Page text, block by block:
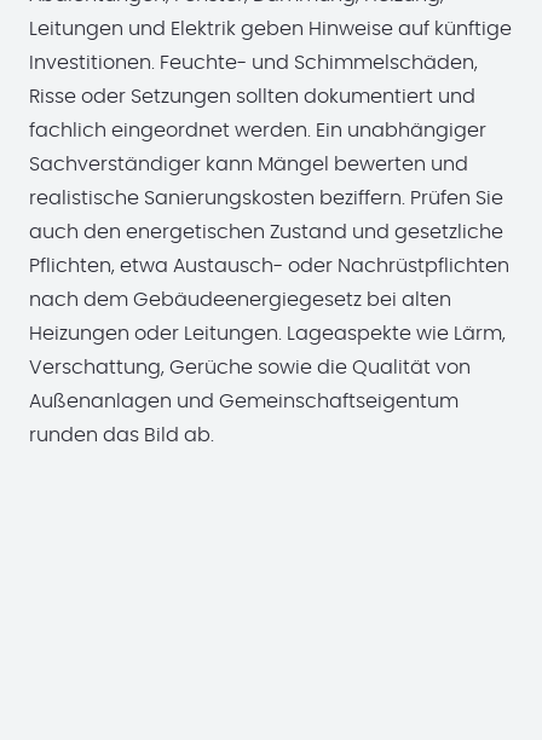
Leitungen und Elektrik geben Hinweise auf künftige
Investitionen. Feuchte- und Schimmelschäden,
Risse oder Setzungen sollten dokumentiert und
fachlich eingeordnet werden. Ein unabhängiger
Sachverständiger kann Mängel bewerten und
realistische Sanierungskosten beziffern. Prüfen Sie
auch den energetischen Zustand und gesetzliche
Pflichten, etwa Austausch- oder Nachrüstpflichten
nach dem Gebäudeenergiegesetz bei alten
Heizungen oder Leitungen. Lageaspekte wie Lärm,
Verschattung, Gerüche sowie die Qualität von
Außenanlagen und Gemeinschaftseigentum
runden das Bild ab.